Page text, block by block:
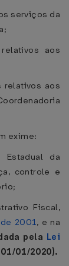
serviços da
aos
aos
exime:
da
controle e
Fiscal,
2001, e na
pela Lei
01/2020).